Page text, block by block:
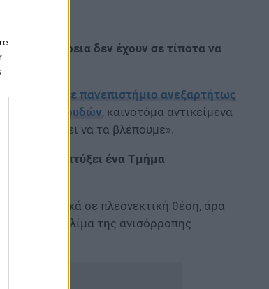
Περιφέρεια δεν έχουν σε τίποτα να
«
το κάθε πανεπιστήμιο ανεξαρτήτως
σπουδών, καινοτόμα αντικείμενα
πρέπει να τα βλέπουμε».
να αναπτύξει ένα Τμήμα
πληθυσμιακά σε πλεονεκτική θέση, άρα
αυτό το κλίμα της ανισόρροπης